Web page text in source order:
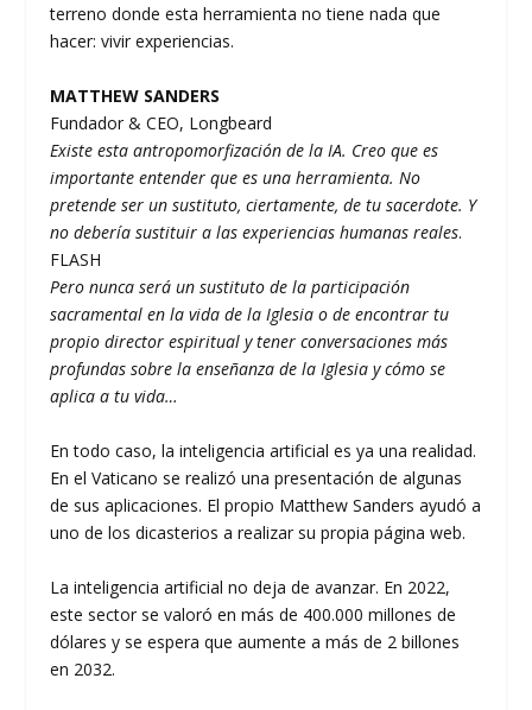
terreno donde esta herramienta no tiene nada que
hacer: vivir experiencias.
MATTHEW SANDERS
Fundador & CEO, Longbeard
Existe esta antropomorfización de la IA. Creo que es
importante entender que es una herramienta. No
pretende ser un sustituto, ciertamente, de tu sacerdote. Y
no debería sustituir a las experiencias humanas reales.
FLASH
Pero nunca será un sustituto de la participación
sacramental en la vida de la Iglesia o de encontrar tu
propio director espiritual y tener conversaciones más
profundas sobre la enseñanza de la Iglesia y cómo se
aplica a tu vida…
En todo caso, la inteligencia artificial es ya una realidad.
En el Vaticano se realizó una presentación de algunas
de sus aplicaciones. El propio Matthew Sanders ayudó a
uno de los dicasterios a realizar su propia página web.
La inteligencia artificial no deja de avanzar. En 2022,
este sector se valoró en más de 400.000 millones de
dólares y se espera que aumente a más de 2 billones
en 2032.